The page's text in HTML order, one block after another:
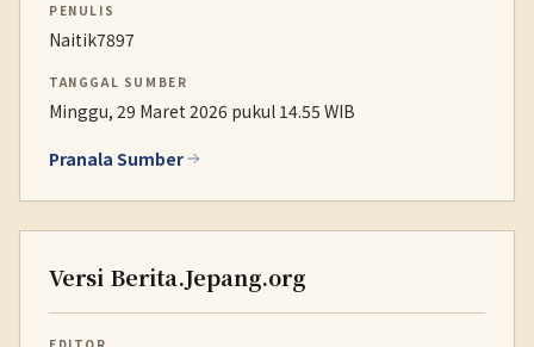
PENULIS
Naitik7897
TANGGAL SUMBER
Minggu, 29 Maret 2026 pukul 14.55 WIB
Pranala Sumber
Versi Berita.Jepang.org